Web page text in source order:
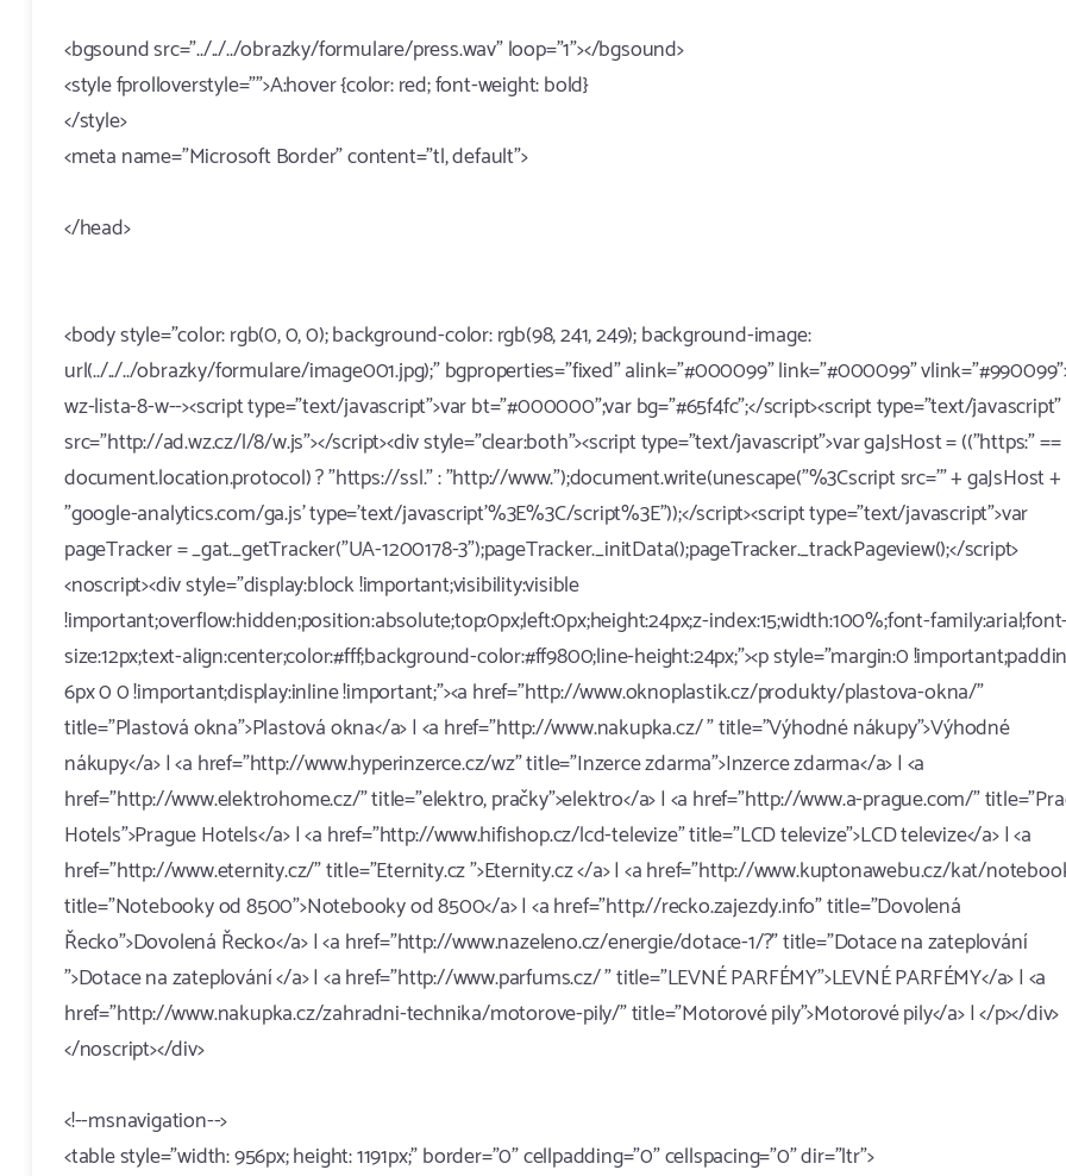
<bgsound src="../../../obrazky/formulare/press.wav" loop="1"></bgsound>
<style fprolloverstyle="">A:hover {color: red; font-weight: bold}
</style>
<meta name="Microsoft Border" content="tl, default">
</head>
<body style="color: rgb(0, 0, 0); background-color: rgb(98, 241, 249); background-image:
url(../../../obrazky/formulare/image001.jpg);" bgproperties="fixed" alink="#000099" link="#000099"
wz-lista-8-w--><script type="text/javascript">var bt="#000000";var bg="#65f4fc";</script><script type="text/javascript"
src="http://ad.wz.cz/l/8/w.js"></script><div style="clear:both"><script type="text/javascript">var gaJsHost = (("https:" ==
document.location.protocol) ? "https://ssl." : "http://www.");document.write(unescape("%3Cscript src='" + gaJsHost +
"google-analytics.com/ga.js' type='text/javascript'%3E%3C/script%3E"));</script><script type="text/javascript">var
pageTracker = _gat._getTracker("UA-1200178-3");pageTracker._initData();pageTracker._trackPageview();</script>
<noscript><div style="display:block !important;visibility:visible
!important;overflow:hidden;position:absolute;top:0px;left:0px;height:24px;z-index:15;width:100%;font-
size:12px;text-align:center;color:#fff;background-color:#ff9800;line-height:24px;"><p style="margin:0
6px 0 0 !important;display:inline !important;"><a href="http://www.oknoplastik.cz/produkty/plastova-okna/"
title="Plastová okna">Plastová okna</a> | <a href="http://www.nakupka.cz/ " title="Výhodné nákupy">Výhodné
nákupy</a> | <a href="http://www.hyperinzerce.cz/wz" title="Inzerce zdarma">Inzerce zdarma</a> | <a
href="http://www.elektrohome.cz/" title="elektro, pračky">elektro</a> | <a href="http://www.a-prague.com/"
Hotels">Prague Hotels</a> | <a href="http://www.hifishop.cz/lcd-televize" title="LCD televize">LCD televize</a> | <a
href="http://www.eternity.cz/" title="Eternity.cz ">Eternity.cz </a> | <a href="http://www.kuptonawebu.cz/kat/
title="Notebooky od 8500">Notebooky od 8500</a> | <a href="http://recko.zajezdy.info" title="Dovolená
Řecko">Dovolená Řecko</a> | <a href="http://www.nazeleno.cz/energie/dotace-1/?" title="Dotace na zateplování
">Dotace na zateplování </a> | <a href="http://www.parfums.cz/ " title="LEVNÉ PARFÉMY">LEVNÉ PARFÉMY</a> | <a
href="http://www.nakupka.cz/zahradni-technika/motorove-pily/" title="Motorové pily">Motorové pily</a> | </p></div>
</noscript></div>
<!--msnavigation-->
<table style="width: 956px; height: 1191px;" border="0" cellpadding="0" cellspacing="0" dir="ltr">